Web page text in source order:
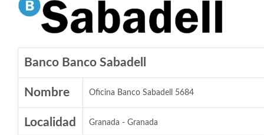
Banco Banco Sabadell
Nombre Oficina Banco Sabadell 5684
Localidad Granada - Granada